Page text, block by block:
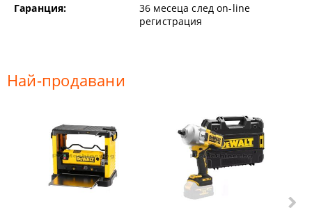
Гаранция:
36 месеца след on-line
регистрация
Най-продавани